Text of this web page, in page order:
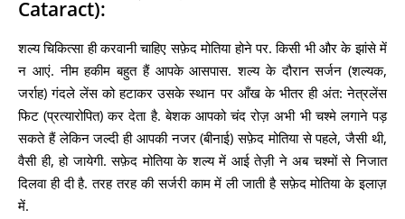
Cataract):
शल्य चिकित्सा ही करवानी चाहिए सफ़ेद मोतिया होने पर. किसी भी और के झांसे में
न आएं. नीम हकीम बहुत हैं आपके आसपास. शल्य के दौरान सर्जन (शल्यक,
जर्राह) गंदले लेंस को हटाकर उसके स्थान पर आँख के भीतर ही अंत: नेत्रलेंस
फिट (प्रत्यारोपित) कर देता है. बेशक आपको चंद रोज़ अभी भी चश्मे लगाने पड़
सकते हैं लेकिन जल्दी ही आपकी नजर (बीनाई) सफ़ेद मोतिया से पहले, जैसी थी,
वैसी ही, हो जायेगी. सफ़ेद मोतिया के शल्य में आई तेज़ी ने अब चश्मों से निजात
दिलवा ही दी है. तरह तरह की सर्जरी काम में ली जाती है सफ़ेद मोतिया के इलाज़
में.